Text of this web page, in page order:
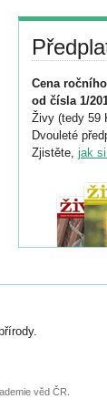
Cena
od čísla 1/
Živy (tedy 59
Dvouleté
Zjistěte, jak
věd ČR.